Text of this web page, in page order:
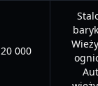
20 000